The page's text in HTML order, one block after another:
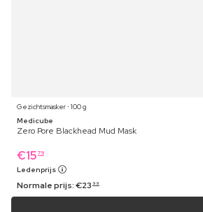
Gezichtsmasker ⋅ 100 g
Medicube
Zero Pore Blackhead Mud Mask
€15 79
Ledenprijs
Normale prijs:€23 99